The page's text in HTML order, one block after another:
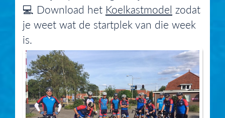
💻 Download het Koelkastmodel zodat
je weet wat de startplek van die week
is.